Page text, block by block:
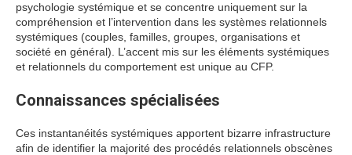
psychologie systémique et se concentre uniquement sur la
compréhension et l’intervention dans les systèmes relationnels
systémiques (couples, familles, groupes, organisations et
société en général). L’accent mis sur les éléments systémiques
et relationnels du comportement est unique au CFP.
Connaissances spécialisées
Ces instantanéités systémiques apportent bizarre infrastructure
afin de identifier la majorité des procédés relationnels obscènes